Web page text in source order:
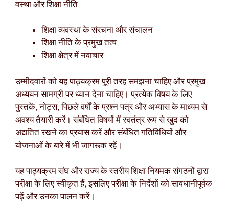
वस्था और शिक्षा नीति
शिक्षा व्यवस्था के संरचना और संचालन
शिक्षा नीति के प्रमुख तत्व
शिक्षा क्षेत्र में नवाचार
उम्मीदवारों को यह पाठ्यक्रम पूरी तरह समझना चाहिए और प्रमुख
अध्ययन सामग्री पर ध्यान देना चाहिए। प्रत्येक विषय के लिए
पुस्तकें, नोट्स, पिछले वर्षों के प्रश्न पत्र और अभ्यास के माध्यम से
अवश्य तैयारी करें। संबंधित विषयों में स्वतंत्र रूप से खुद को
अद्यतित रखने का प्रयास करें और संबंधित गतिविधियों और
योजनाओं के बारे में भी जागरूक रहें।
यह पाठ्यक्रम संघ और राज्य के स्तरीय शिक्षा नियमक संगठनों द्वारा
परीक्षा के लिए स्वीकृत हैं, इसलिए परीक्षा के निर्देशों को सावधानीपूर्वक
पढ़ें और उनका पालन करें।